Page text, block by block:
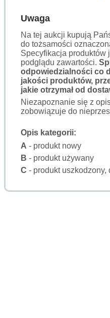
Uwaga
Na tej aukcji kupują
do tożsamości
Specyfikacja produktów
podglądu zawartości.
odpowiedzialności co
jakości produktów,
jakie otrzymał od
Niezapoznanie się z
zobowiązuje do
Opis kategorii:
A - produkt nowy
B - produkt używany
C - produkt uszkodzony,